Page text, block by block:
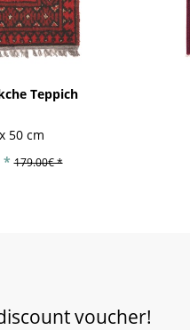
Teppich
50 cm
* 179.00€ *
voucher!